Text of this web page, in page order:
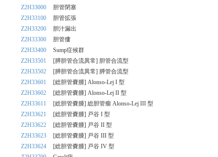
Z2H33000
胆管閉塞
Z2H33100
胆管拡張
Z2H33200
胆汁漏出
Z2H33300
胆管瘻
Z2H33400
Sump症候群
Z2H33501
[膵胆管合流異常] 胆管合流型
Z2H33502
[膵胆管合流異常] 膵管合流型
Z2H33601
[総胆管嚢腫] Alonso-Lej I 型
Z2H33602
[総胆管嚢腫] Alonso-Lej II 型
Z2H33611
[総胆管嚢腫] 総胆管瘤 Alonso-Lej III 型
Z2H33621
[総胆管嚢腫] 戸谷 I 型
Z2H33622
[総胆管嚢腫] 戸谷 II 型
Z2H33623
[総胆管嚢腫] 戸谷 III 型
Z2H33624
[総胆管嚢腫] 戸谷 IV 型